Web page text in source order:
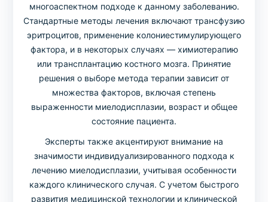
многоаспектном подходе к данному заболеванию.
Стандартные методы лечения включают трансфузию
эритроцитов, применение колониестимулирующего
фактора, и в некоторых случаях — химиотерапию
или трансплантацию костного мозга. Принятие
решения о выборе метода терапии зависит от
множества факторов, включая степень
выраженности миелодисплазии, возраст и общее
состояние пациента.
Эксперты также акцентируют внимание на
значимости индивидуализированного подхода к
лечению миелодисплазии, учитывая особенности
каждого клинического случая. С учетом быстрого
развития медицинской технологии и клинической